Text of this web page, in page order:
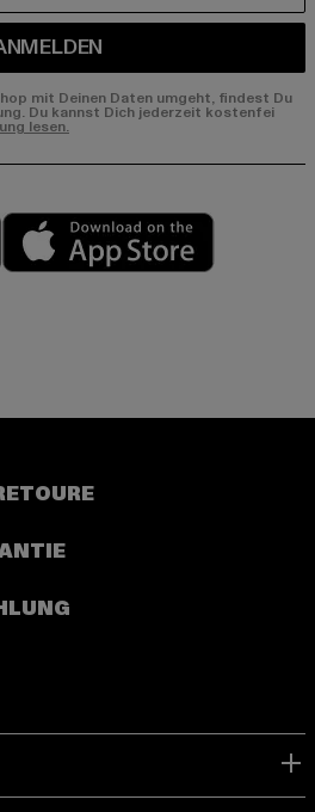
mit Deinen Daten umgeht, findest Du
Du kannst Dich jederzeit kostenfei
lesen.
Play market